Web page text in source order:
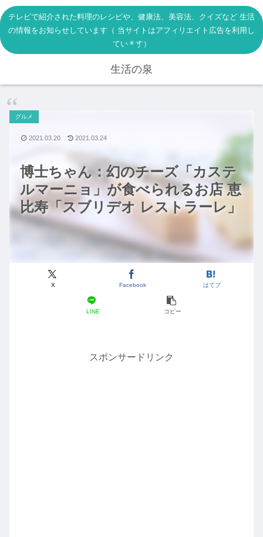
テレビで紹介された料理のレシピや、健康法、美容法、クイズなど 生活
の情報をお知らせしています（ 当サイトはアフィリエイト広告を利用し
ています）
生活の泉
博士ちゃん：幻のチーズ「カステ
ルマーニョ」が食べられるお店 恵
比寿「スブリデオ レストラーレ」
グルメ
X Facebook はてブ
LINE コピー
2021.03.20 2021.03.24
スポンサードリンク